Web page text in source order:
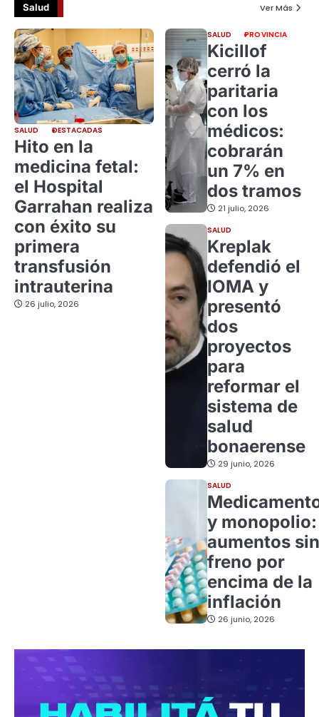
Salud Ver Más
SALUD DESTACADAS
Hito en la
medicina fetal:
el Hospital
Garrahan realiza
con éxito su
primera
transfusión
intrauterina
26 julio, 2026
SALUD PROVINCIA
Kicillof
cerró la
paritaria
con los
médicos:
cobrarán
un 7% en
dos tramos
21 julio, 2026
SALUD
Kreplak
defendió el
IOMA y
presentó
dos
proyectos
para
reformar el
sistema de
salud
bonaerense
29 junio, 2026
SALUD
y monopolio:
aumentos sin
freno por
encima de la
inflación
26 junio, 2026